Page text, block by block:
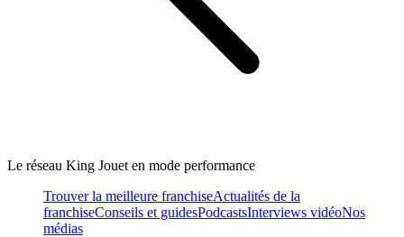
Le réseau King Jouet en mode performance
Trouver la meilleure franchiseActualités de la
franchiseConseils et guidesPodcastsInterviews vidéoNos
médias